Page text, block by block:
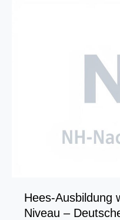
Hees-Ausbildung
Niveau –